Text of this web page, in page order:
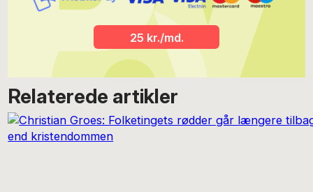
25 kr./md.
Relaterede artikler